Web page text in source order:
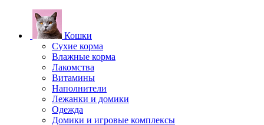
Кошки
Сухие корма
Влажные корма
Лакомства
Витамины
Наполнители
Лежанки и домики
Одежда
Домики и игровые комплексы